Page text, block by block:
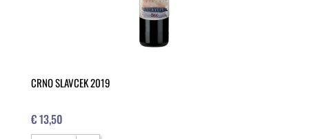
CRNO SLAVCEK 2019
€ 13,50